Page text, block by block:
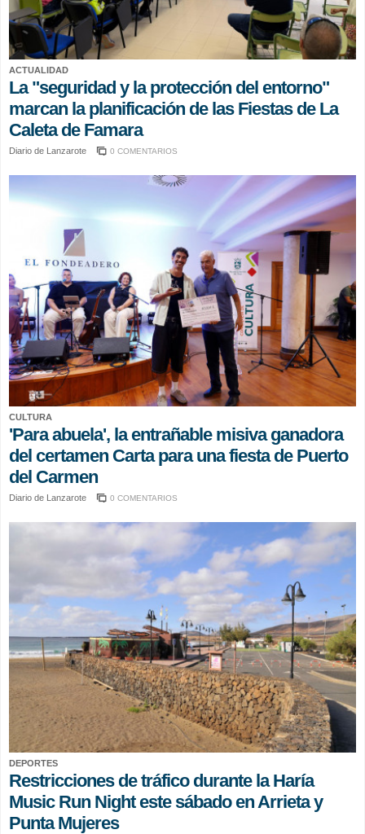
ACTUALIDAD
La "seguridad y la protección del entorno"
marcan la planificación de las Fiestas de La
Caleta de Famara
Diario de Lanzarote 0 COMENTARIOS
CULTURA
'Para abuela', la entrañable misiva ganadora
del certamen Carta para una fiesta de Puerto
del Carmen
Diario de Lanzarote 0 COMENTARIOS
DEPORTES
Restricciones de tráfico durante la Haría
Music Run Night este sábado en Arrieta y
Punta Mujeres